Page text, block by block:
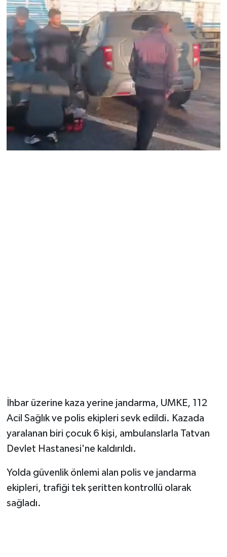
İhbar üzerine kaza yerine jandarma, UMKE, 112
Acil Sağlık ve polis ekipleri sevk edildi. Kazada
yaralanan biri çocuk 6 kişi, ambulanslarla Tatvan
Devlet Hastanesi'ne kaldırıldı.
Yolda güvenlik önlemi alan polis ve jandarma
ekipleri, trafiği tek şeritten kontrollü olarak
sağladı.